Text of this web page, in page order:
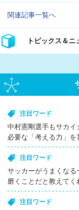
関連記事一覧へ
トピックス＆ニ
注目ワード
中村憲剛選手もサカ
必要な「考える力」を
注目ワード
サッカーがうまくな
磨くことだと教えてく
注目ワード